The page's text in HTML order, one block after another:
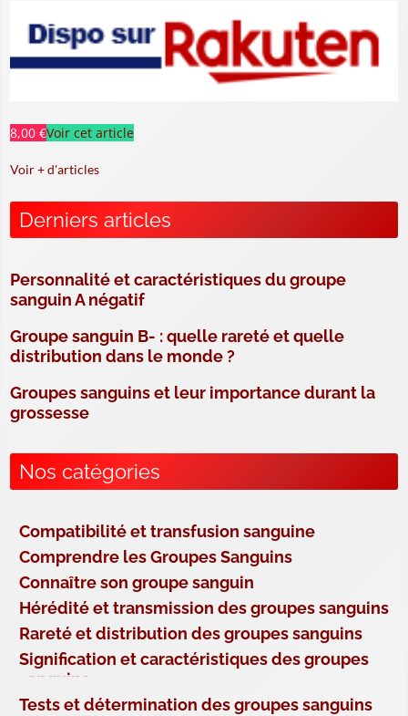
8,00 €Voir cet article
Voir + d'articles
Derniers articles
Personnalité et caractéristiques du groupe
sanguin A négatif
Groupe sanguin B- : quelle rareté et quelle
distribution dans le monde ?
Groupes sanguins et leur importance durant la
grossesse
Nos catégories
Compatibilité et transfusion sanguine
Comprendre les Groupes Sanguins
Connaître son groupe sanguin
Hérédité et transmission des groupes sanguins
Rareté et distribution des groupes sanguins
Signification et caractéristiques des groupes
sanguins
Tests et détermination des groupes sanguins